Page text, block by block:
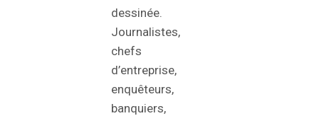
dessinée.
Journalistes,
chefs
d’entreprise,
enquêteurs,
banquiers,